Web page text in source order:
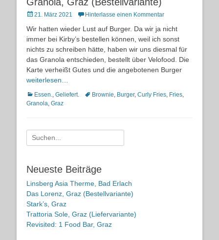
Granola, Graz (Bestellvariante)
Posted21. März 2021 Hinterlasse einen Kommentar
Wir hatten wieder Lust auf Burger. Da wir ja nicht
immer bei Kirby’s bestellen können, weil ich sonst
nichts zu schreiben hätte, haben wir uns diesmal für
das Granola entschieden, bestellt über Velofood. Die
Karte verheißt Gutes und die angebotenen Burger
weiterlesen…
Kategorien
Essen., Geliefert. Schlagworte
Brownie, Burger, Curly Fries, Fries,
Granola, Graz
Suche
nach:
Neueste Beiträge
Linsberg Asia Therme, Bad Erlach
Das Lorenz, Graz (Bestellvariante)
Stark’s, Graz
Trattoria Sole, Graz (Liefervariante)
Revisited: 1 Food Bar, Graz